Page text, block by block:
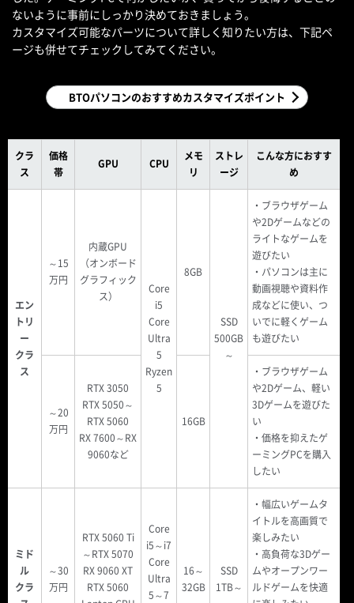
ないように事前にしっかり決めておきましょう。
カスタマイズ可能なパーツについて詳しく知りたい方は、下記ペ
ージも併せてチェックしてみてください。
BTOパソコンのおすすめカスタマイズポイント
クラ
ス
価格
帯
GPU CPU
メモ
リ
ストレ
ージ
こんな方におすす
め
エン
トリ
ー
クラ
ス
～15
万円
内蔵GPU
（オンボード
グラフィック
ス）
Core
i5
Core
Ultra
5
Ryzen
5
8GB
SSD
500GB
～
・ブラウザゲーム
や2Dゲームなどの
ライトなゲームを
遊びたい
・パソコンは主に
動画視聴や資料作
成などに使い、つ
いでに軽くゲーム
も遊びたい
～20
万円
RTX 3050
RTX 5050～
RTX 5060
RX 7600～RX
9060など
16GB
・ブラウザゲーム
や2Dゲーム、軽い
3Dゲームを遊びた
い
・価格を抑えたゲ
ーミングPCを購入
したい
ミド
ル
クラ
～30
万円
RTX 5060 Ti
～RTX 5070
RX 9060 XT
RTX 5060
Core
i5～i7
Core
Ultra
5～7
16～
32GB
SSD
1TB～
・幅広いゲームタ
イトルを高画質で
楽しみたい
・高負荷な3Dゲー
ムやオープンワー
ルドゲームを快適